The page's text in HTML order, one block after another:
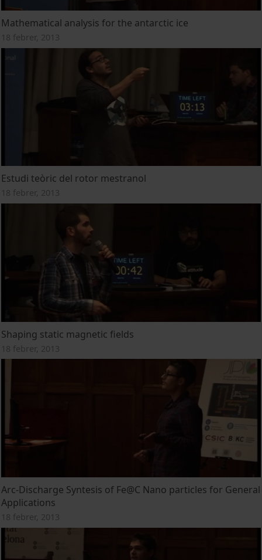
Mathematical analysis for the antarctic ice
18 febrer, 2013
Estudi teòric del rotor mestranol
18 febrer, 2013
Shaping static magnetic fields
18 febrer, 2013
Arc-Discharge Syntesis of Fe@C Nano particles for General
Applications
18 febrer, 2013